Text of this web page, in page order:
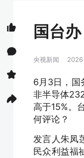
国台
央视新闻
6月3日，国
非半导体
高于15%。
何评论？
发言人朱凤
民众利益福